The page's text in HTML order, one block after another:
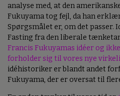
analyse med, at den
Fukuyama tog fejl, da han
Spørgsmålet er, om det passer.
Fasting fra den liberale
Francis Fukuyamas idéer og
forholder sig til vores nye
idéhistoriker er blandt andet
Fukuyama, der er oversat til